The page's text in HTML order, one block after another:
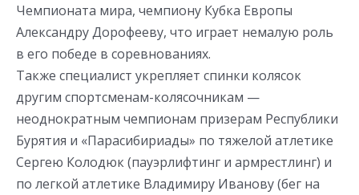
Чемпионата мира, чемпиону Кубка Европы
Александру Дорофееву, что играет немалую роль
в его победе в соревнованиях.
Также специалист укрепляет спинки колясок
другим спортсменам-колясочникам —
неоднократным чемпионам призерам Республики
Бурятия и «Парасибириады» по тяжелой атлетике
Сергею Колодюк (пауэрлифтинг и армрестлинг) и
по легкой атлетике Владимиру Иванову (бег на